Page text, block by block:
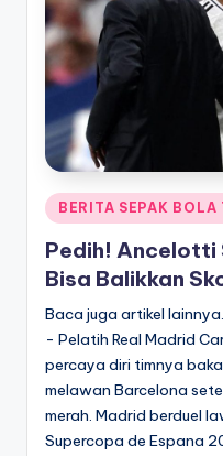
Posted
in
BERITA SEPAK BOLA
Pedih! Ancelotti
Bisa Balikkan
Baca juga artikel
- Pelatih Real Madrid
percaya diri timnya
melawan Barcelona
merah. Madrid berduel
Supercopa de Espana